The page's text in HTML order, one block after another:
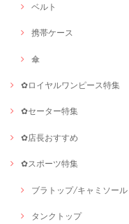
ベルト
携帯ケース
傘
✿ロイヤルワンピース特集
✿セーター特集
✿店長おすすめ
✿スポーツ特集
ブラトップ/キャミソール
タンクトップ